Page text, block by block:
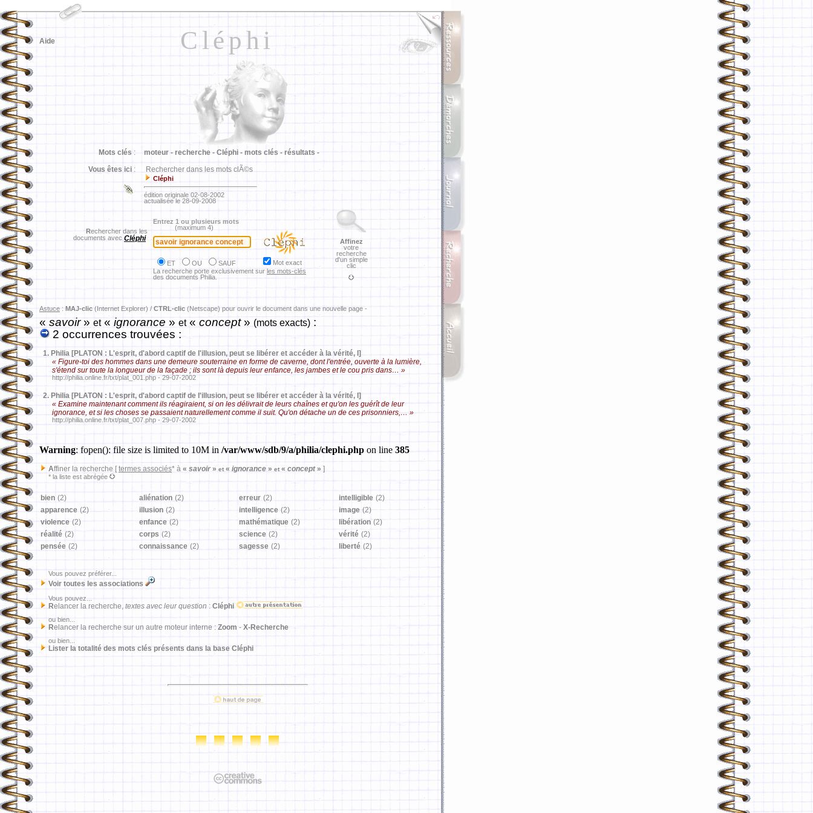
Cléphi
Aide
Mots clés : moteur - recherche - Cléphi - mots clés - résultats -
Vous êtes ici : Rechercher dans les mots clÃ©s
Cléphi
édition originale 02-08-2002
actualisée le 28-09-2008
Rechercher dans les
documents avec Cléphi
Entrez 1 ou plusieurs mots
(maximum 4)
ET OU SAUF
Mot exact
La recherche porte exclusivement sur les mots-clés
des documents Philia.
Affinez
votre
recherche
d'un simple
clic
Astuce : MAJ-clic (Internet Explorer) / CTRL-clic (Netscape) pour ouvrir le document dans une nouvelle page -
«savoir» et« ignorance » et« concept» (mots exacts) :
2 occurrences trouvées :
1. Philia [PLATON : L'esprit, d'abord captif de l'illusion, peut se libérer et accéder à la vérité, I]
« Figure-toi des hommes dans une demeure souterraine en forme de caverne, dont l'entrée, ouverte à la lumière,
s'étend sur toute la longueur de la façade ; ils sont là depuis leur enfance, les jambes et le cou pris dans… »
http://philia.online.fr/txt/plat_001.php - 29-07-2002
2. Philia [PLATON : L'esprit, d'abord captif de l'illusion, peut se libérer et accéder à la vérité, I]
« Examine maintenant comment ils réagiraient, si on les délivrait de leurs chaînes et qu'on les guérît de leur
ignorance, et si les choses se passaient naturellement comme il suit. Qu'on détache un de ces prisonniers,… »
http://philia.online.fr/txt/plat_007.php - 29-07-2002
Warning: fopen(): file size is limited to 10M in /var/www/sdb/9/a/philia/clephi.php on line 385
Affiner la recherche [ termes associés* à « savoir » et « ignorance » et « concept» ]
* la liste est abrégée
bien (2) aliénation (2) erreur (2) intelligible (2)
apparence (2) illusion (2) intelligence (2) image (2)
violence (2) enfance (2) mathématique (2) libération (2)
réalité (2) corps (2) science (2) vérité (2)
pensée (2) connaissance (2) sagesse (2) liberté (2)
Vous pouvez préférer...
Voir toutes les associations
Vous pouvez...
Relancer la recherche, textes avec leur question : Cléphi
ou bien...
Relancer la recherche sur un autre moteur interne : Zoom - X-Recherche
ou bien...
Lister la totalité des mots clés présents dans la base Cléphi